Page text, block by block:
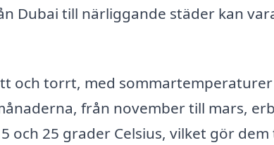
Dubai till närliggande städer kan
och torrt, med
från november till mars,
och 25 grader Celsius, vilket gör